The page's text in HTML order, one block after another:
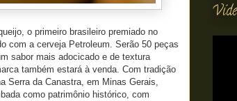
o primeiro brasileiro premiado no
com a cerveja Petroleum. Serão 50 peças
sabor mais adocicado e de textura
também estará à venda. Com tradição
Serra da Canastra, em Minas Gerais,
como patrimônio histórico, com